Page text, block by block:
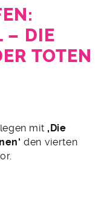
– DIE
TOTEN
mit ‚Die
den vierten